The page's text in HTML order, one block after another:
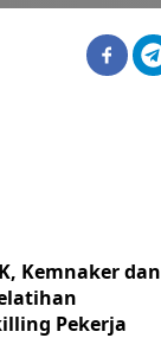
Kemnaker dan
Pekerja